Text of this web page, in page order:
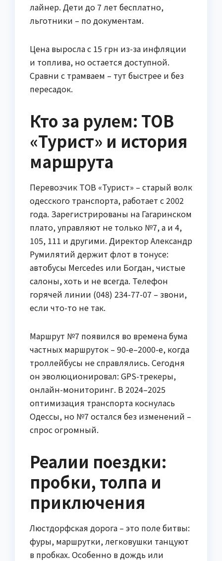
лайнер. Дети до 7 лет бесплатно,
льготники – по документам.
Цена выросла с 15 грн из-за инфляции
и топлива, но остается доступной.
Сравни с трамваем – тут быстрее и без
пересадок.
Кто за рулем: ТОВ
«Турист» и история
маршрута
Перевозчик ТОВ «Турист» – старый волк
одесского транспорта, работает с 2002
года. Зарегистрированы на Гагаринском
плато, управляют не только №7, а и 4,
105, 111 и другими. Директор Александр
Румилятий держит флот в тонусе:
автобусы Mercedes или Богдан, чистые
салоны, хоть и не всегда. Телефон
горячей линии (048) 234-77-07 – звони,
если что-то не так.
Маршрут №7 появился во времена бума
частных маршруток – 90-е–2000-е, когда
троллейбусы не справлялись. Сегодня
он эволюционировал: GPS-трекеры,
онлайн-мониторинг. В 2024–2025
оптимизация транспорта коснулась
Одессы, но №7 остался без изменений –
спрос огромный.
Реалии поездки:
пробки, толпа и
приключения
Люстдорфская дорога – это поле битвы:
фуры, маршрутки, легковушки танцуют
в пробках. Особенно в дождь или